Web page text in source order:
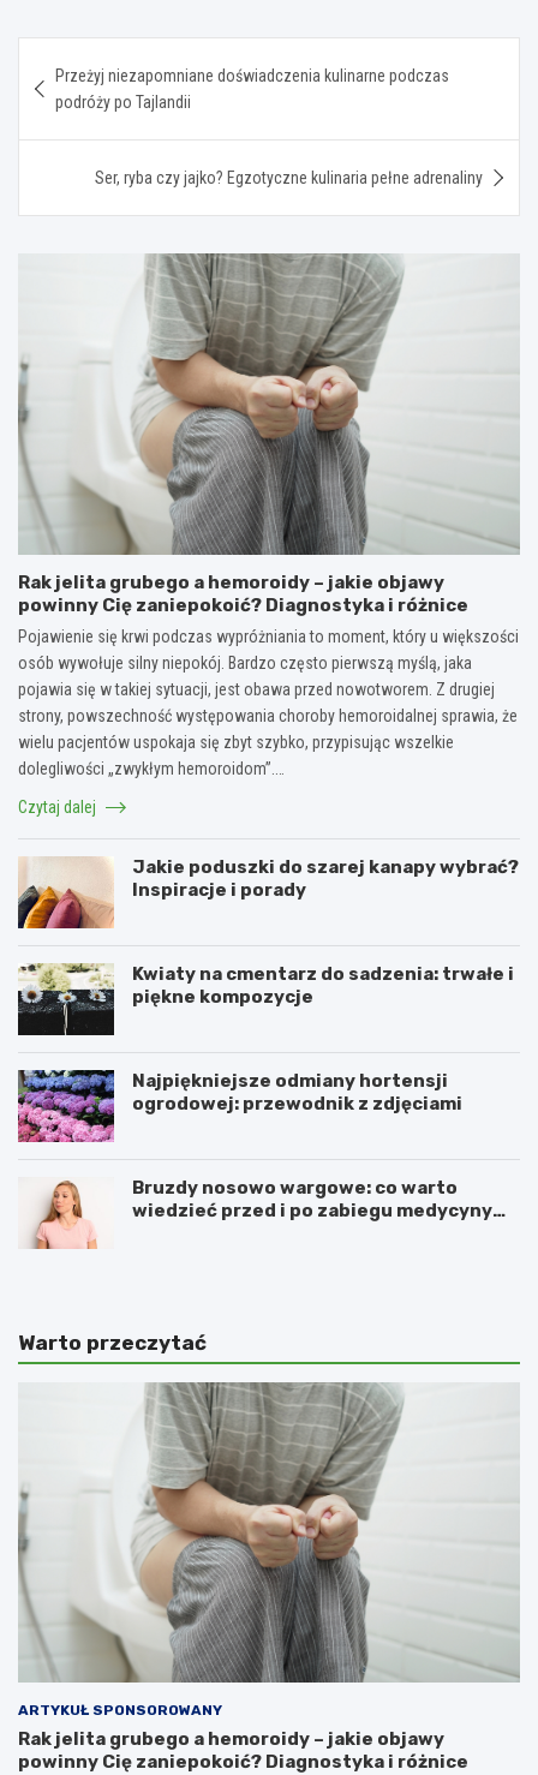
wpisu
Przeżyj niezapomniane doświadczenia kulinarne podczas
podróży po Tajlandii
Ser, ryba czy jajko? Egzotyczne kulinaria pełne adrenaliny
Rak jelita grubego a hemoroidy – jakie objawy
powinny Cię zaniepokoić? Diagnostyka i różnice
Pojawienie się krwi podczas wypróżniania to moment, który u większości
osób wywołuje silny niepokój. Bardzo często pierwszą myślą, jaka
pojawia się w takiej sytuacji, jest obawa przed nowotworem. Z drugiej
strony, powszechność występowania choroby hemoroidalnej sprawia, że
wielu pacjentów uspokaja się zbyt szybko, przypisując wszelkie
dolegliwości „zwykłym hemoroidom”.…
Czytaj dalej
Jakie poduszki do szarej kanapy wybrać?
Inspiracje i porady
Kwiaty na cmentarz do sadzenia: trwałe i
piękne kompozycje
Najpiękniejsze odmiany hortensji
ogrodowej: przewodnik z zdjęciami
Bruzdy nosowo wargowe: co warto
wiedzieć przed i po zabiegu medycyny
Warto przeczytać
ARTYKUŁ SPONSOROWANY
Rak jelita grubego a hemoroidy – jakie objawy
powinny Cię zaniepokoić? Diagnostyka i różnice